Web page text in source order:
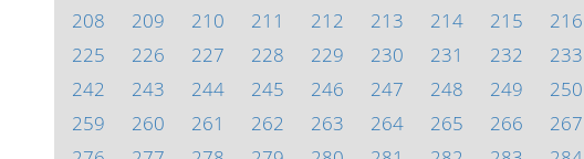
208
209 210 211 212 213 214 215 216
225
226 227 228 229 230 231 232 233
242
243 244 245 246 247 248 249 250
259
260 261 262 263 264 265 266 267